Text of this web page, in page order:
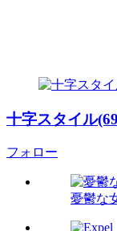
十字スタイル
フォロー
憂鬱な